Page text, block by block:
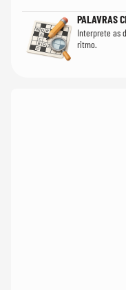
PALAVRAS
Interprete as
ritmo.